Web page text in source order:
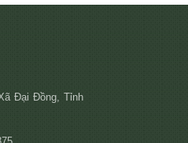
Đại Đồng, Tỉnh